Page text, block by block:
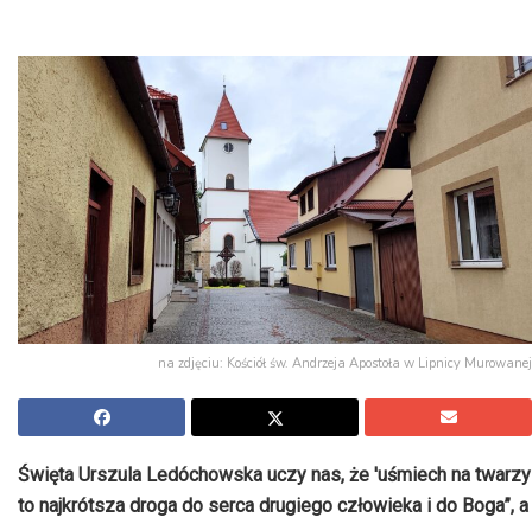
na zdjęciu: Kościół św. Andrzeja Apostoła w Lipnicy Murowanej
Święta Urszula Ledóchowska uczy nas, że 'uśmiech na twarzy
to najkrótsza droga do serca drugiego człowieka i do Boga”, a